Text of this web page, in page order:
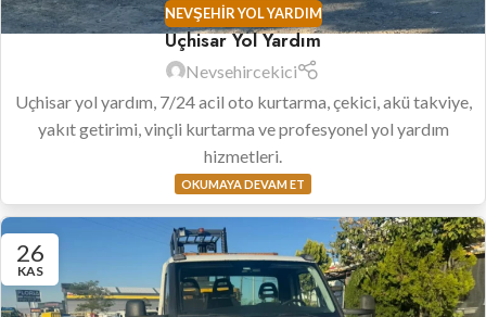
NEVŞEHIR YOL YARDIM
Uçhisar Yol Yardım
Nevsehircekici
Uçhisar yol yardım, 7/24 acil oto kurtarma, çekici, akü takviye,
yakıt getirimi, vinçli kurtarma ve profesyonel yol yardım
hizmetleri.
OKUMAYA DEVAM ET
26
KAS